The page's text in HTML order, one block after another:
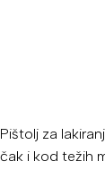
Pištolj za
čak i kod težih